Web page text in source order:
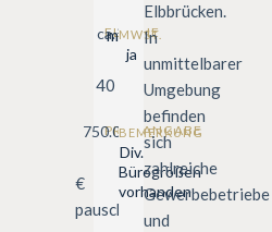
FLÄCHE
ca.
40
m²MWST.
ja
PREISANGABE
750.00
€
pauschal
BEMERKUNG
Div.
Bürogrößen
vorhanden
Elbbrücken.
In
unmittelbarer
Umgebung
befinden
sich
zahlreiche
Gewerbebetriebe
und